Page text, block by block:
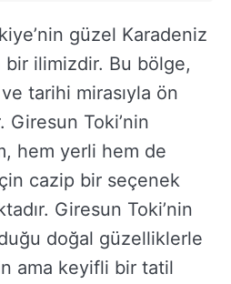
güzel Karadeniz
ilimizdir. Bu bölge,
tarihi mirasıyla ön
Giresun Toki’nin
hem yerli hem de
cazip bir seçenek
Giresun Toki’nin
doğal güzelliklerle
ama keyifli bir tatil